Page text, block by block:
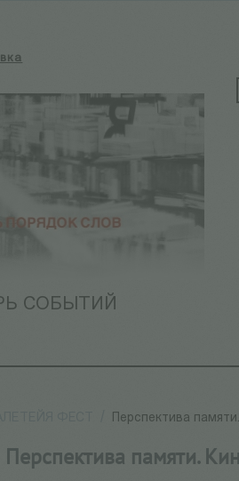
СОБЫТИЙ
Перспектива
Перспектива памяти.